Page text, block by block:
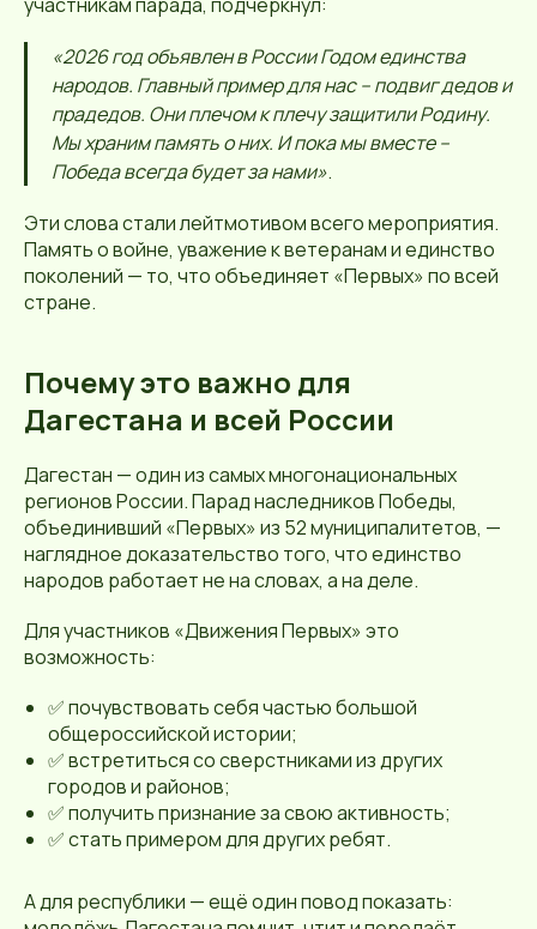
«2026 год объявлен в России Годом единства
народов. Главный пример для нас – подвиг дедов и
прадедов. Они плечом к плечу защитили Родину.
Мы храним память о них. И пока мы вместе –
Победа всегда будет за нами».
Эти слова стали лейтмотивом всего мероприятия.
Память о войне, уважение к ветеранам и единство
поколений — то, что объединяет «Первых» по всей
стране.
Почему это важно для
Дагестана и всей России
Дагестан — один из самых многонациональных
регионов России. Парад наследников Победы,
объединивший «Первых» из 52 муниципалитетов, —
наглядное доказательство того, что единство
народов работает не на словах, а на деле.
Для участников «Движения Первых» это
возможность:
✅ почувствовать себя частью большой
общероссийской истории;
✅ встретиться со сверстниками из других
городов и районов;
✅ получить признание за свою активность;
✅ стать примером для других ребят.
А для республики — ещё один повод показать: